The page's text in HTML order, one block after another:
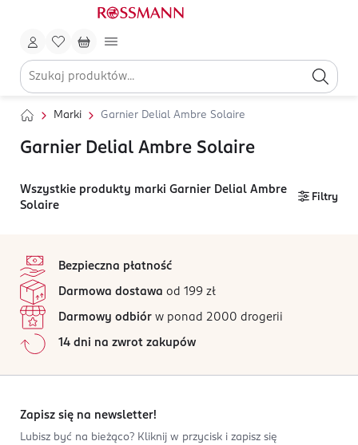
Marki Garnier Delial Ambre Solaire
Garnier Delial Ambre Solaire
Wszystkie produkty marki Garnier Delial Ambre
Solaire
Filtry
Bezpieczna płatność
Darmowa dostawa od 199 zł
Darmowy odbiór w ponad 2000 drogerii
14 dni na zwrot zakupów
Zapisz się na newsletter!
Lubisz być na bieżąco? Kliknij w przycisk i zapisz się